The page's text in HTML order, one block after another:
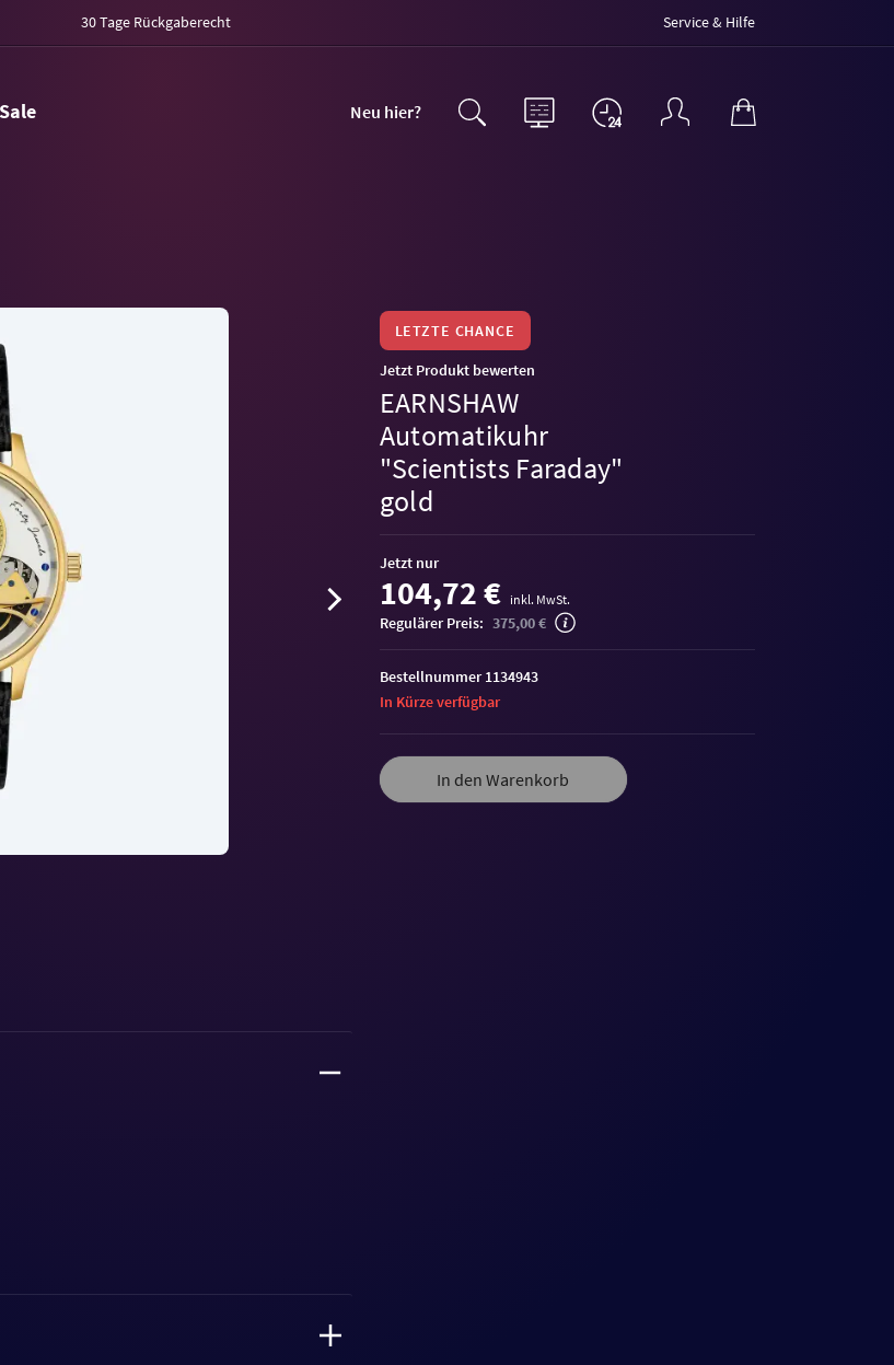
30 Tage Rückgaberecht Service & Hilfe
Sale Neu hier?
Volume
90%
LETZTE CHANCE
Jetzt Produkt bewerten
EARNSHAW
Automatikuhr
"Scientists Faraday"
gold
Jetzt nur
104,72 € inkl. MwSt.
Regulärer Preis: 375,00 €
In den Warenkorb
Bestellnummer 1134943
In Kürze verfügbar